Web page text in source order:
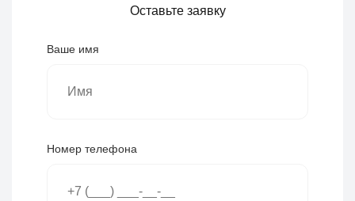
Оставьте заявку
Ваше имя
Номер телефона